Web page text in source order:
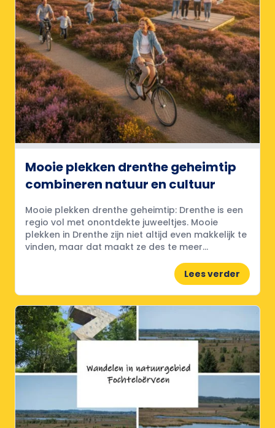
Mooie plekken drenthe geheimtip
combineren natuur en cultuur
Mooie plekken drenthe geheimtip: Drenthe is een
regio vol met onontdekte juweeltjes. Mooie
plekken in Drenthe zijn niet altijd even makkelijk te
vinden, maar dat maakt ze des te meer...
Lees verder